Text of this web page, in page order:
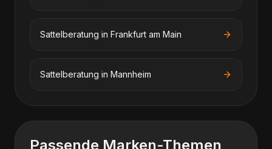
Sattelberatung in Frankfurt am Main
Sattelberatung in Mannheim
Passende Marken-Themen